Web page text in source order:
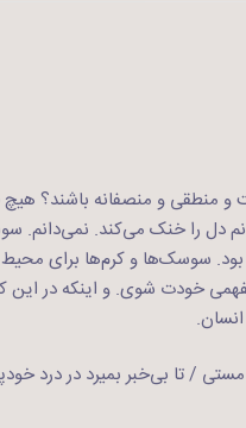
منطقی و منصفانه باشند؟ هیچ
دل را خنک می‌کند.
بود. سوسک‌ها و کرم‌ها برای
خودت شوی. و اینکه در این
/ تا بی‌خبر بمیرد در درد